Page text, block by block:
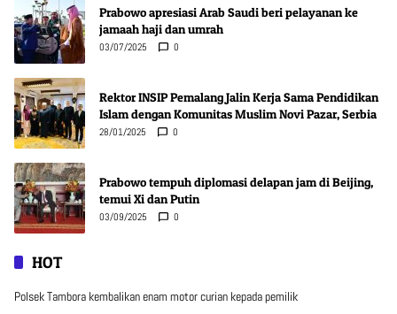
Prabowo apresiasi Arab Saudi beri pelayanan ke
jamaah haji dan umrah
03/07/2025 0
Rektor INSIP Pemalang Jalin Kerja Sama Pendidikan
Islam dengan Komunitas Muslim Novi Pazar, Serbia
28/01/2025 0
Prabowo tempuh diplomasi delapan jam di Beijing,
temui Xi dan Putin
03/09/2025 0
HOT
Polsek Tambora kembalikan enam motor curian kepada pemilik